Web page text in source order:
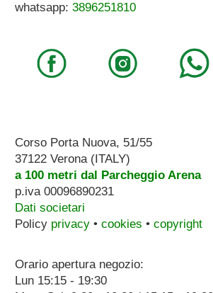
whatsapp: 3896251810
Corso Porta Nuova, 51/55
37122 Verona (ITALY)
a 100 metri dal Parcheggio Arena
p.iva 00096890231
Dati societari
Policy privacy• cookies • copyright
Orario apertura negozio:
Lun 15:15 - 19:30